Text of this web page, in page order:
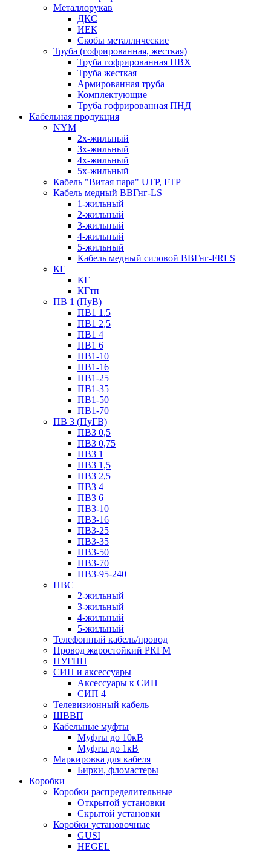
Металлорукав
ДКС
ИЕК
Скобы металлические
Труба (гофрированная, жесткая)
Труба гофрированная ПВХ
Труба жесткая
Армированная труба
Комплектующие
Труба гофрированная ПНД
Кабельная продукция
NYM
2х-жильный
3х-жильный
4х-жильный
5х-жильный
Кабель "Витая пара" UTP, FTP
Кабель медный ВВГнг-LS
1-жильный
2-жильный
3-жильный
4-жильный
5-жильный
Кабель медный силовой ВВГнг-FRLS
КГ
КГ
КГтп
ПВ 1 (ПуВ)
ПВ1 1.5
ПВ1 2,5
ПВ1 4
ПВ1 6
ПВ1-10
ПВ1-16
ПВ1-25
ПВ1-35
ПВ1-50
ПВ1-70
ПВ 3 (ПуГВ)
ПВ3 0,5
ПВ3 0,75
ПВ3 1
ПВ3 1,5
ПВ3 2,5
ПВ3 4
ПВ3 6
ПВ3-10
ПВ3-16
ПВ3-25
ПВ3-35
ПВ3-50
ПВ3-70
ПВ3-95-240
ПВС
2-жильный
3-жильный
4-жильный
5-жильный
Телефонный кабель/провод
Провод жаростойкий РКГМ
ПУГНП
СИП и аксессуары
Аксессуары к СИП
СИП 4
Телевизионный кабель
ШВВП
Кабельные муфты
Муфты до 10кВ
Муфты до 1кВ
Маркировка для кабеля
Бирки, фломастеры
Коробки
Коробки распределительные
Открытой установки
Скрытой установки
Коробки установочные
GUSI
HEGEL